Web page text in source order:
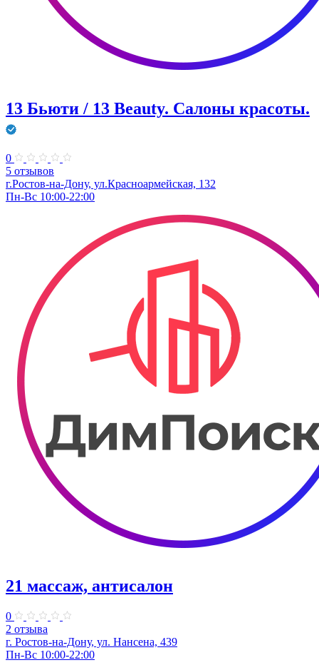
13 Бьюти / 13 Beauty. Салоны красоты.
0
5 отзывов
г.Ростов-на-Дону, ул.Красноармейская, 132
Пн-Вс 10:00-22:00
21 массаж, антисалон
0
2 отзыва
г. Ростов-на-Дону, ул. Нансена, 439
Пн-Вс 10:00-22:00